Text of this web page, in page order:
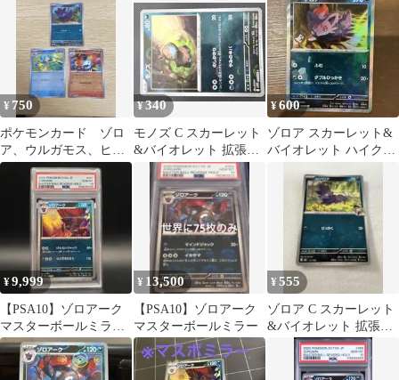
ラ マス…
ェスex キ…
¥ 750
ポケモンカード ゾロ
ア、ウルガモス、ヒヤ
ッキーマスターボール
ミラー3枚セット
¥340
モノズ C スカーレット
&バイオレット 拡張パ
ック ホワイトフレア キ
ラ ミラ…
¥600
ゾロア スカーレット&
バイオレット ハイクラ
ェスex キ…
¥9,999
【PSA10】ゾロアーク
マスターボールミラー
ポケモンカード ポケカ
¥ 13,500
【PSA10】ゾロアーク
マスターボールミラー
¥555
ゾロア C スカーレット
&バイオレット 拡張パ
ック ホワイトフレア キ
ラ マス…